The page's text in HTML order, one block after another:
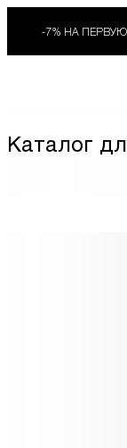
-7% НА
Каталог